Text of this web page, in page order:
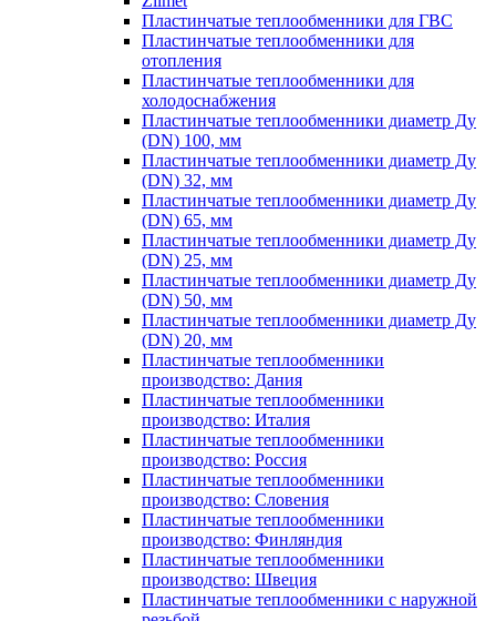
Пластинчатые теплообменники для ГВС
Пластинчатые теплообменники для
отопления
Пластинчатые теплообменники для
холодоснабжения
Пластинчатые теплообменники диаметр Ду
(DN) 100, мм
Пластинчатые теплообменники диаметр Ду
(DN) 32, мм
Пластинчатые теплообменники диаметр Ду
(DN) 65, мм
Пластинчатые теплообменники диаметр Ду
(DN) 25, мм
Пластинчатые теплообменники диаметр Ду
(DN) 50, мм
Пластинчатые теплообменники диаметр Ду
(DN) 20, мм
Пластинчатые теплообменники
производство: Дания
Пластинчатые теплообменники
производство: Италия
Пластинчатые теплообменники
производство: Россия
Пластинчатые теплообменники
производство: Словения
Пластинчатые теплообменники
производство: Финляндия
Пластинчатые теплообменники
производство: Швеция
Пластинчатые теплообменники с наружной